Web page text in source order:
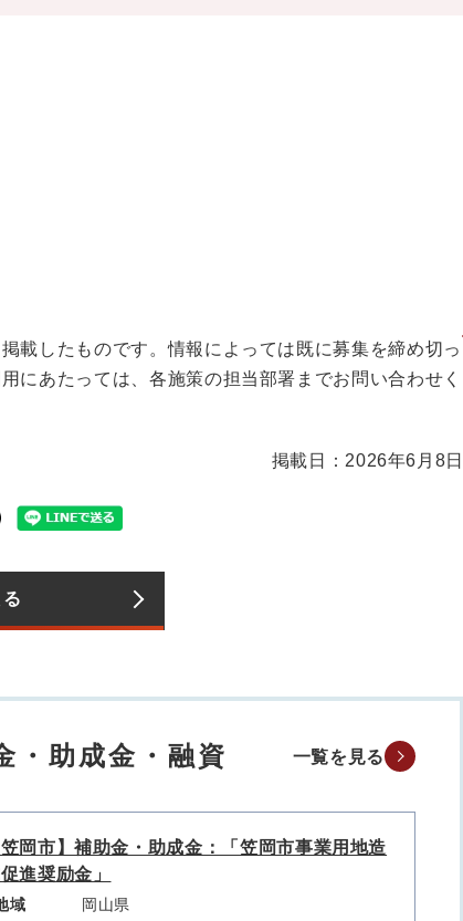
載したものです。情報によっては既に募集を締め切っ
にあたっては、各施策の担当部署までお問い合わせく
掲載日：2026年6月8日
・助成金・融資 一覧を見る
笠岡市】補助金・助成金：「笠岡市事業用地造
進奨励金」
域
岡山県